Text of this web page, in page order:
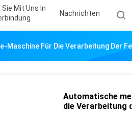
Mit Uns In
Nachrichten
Maschine Für Die Verarbeitung Der
Automatische
die Verarbeitung